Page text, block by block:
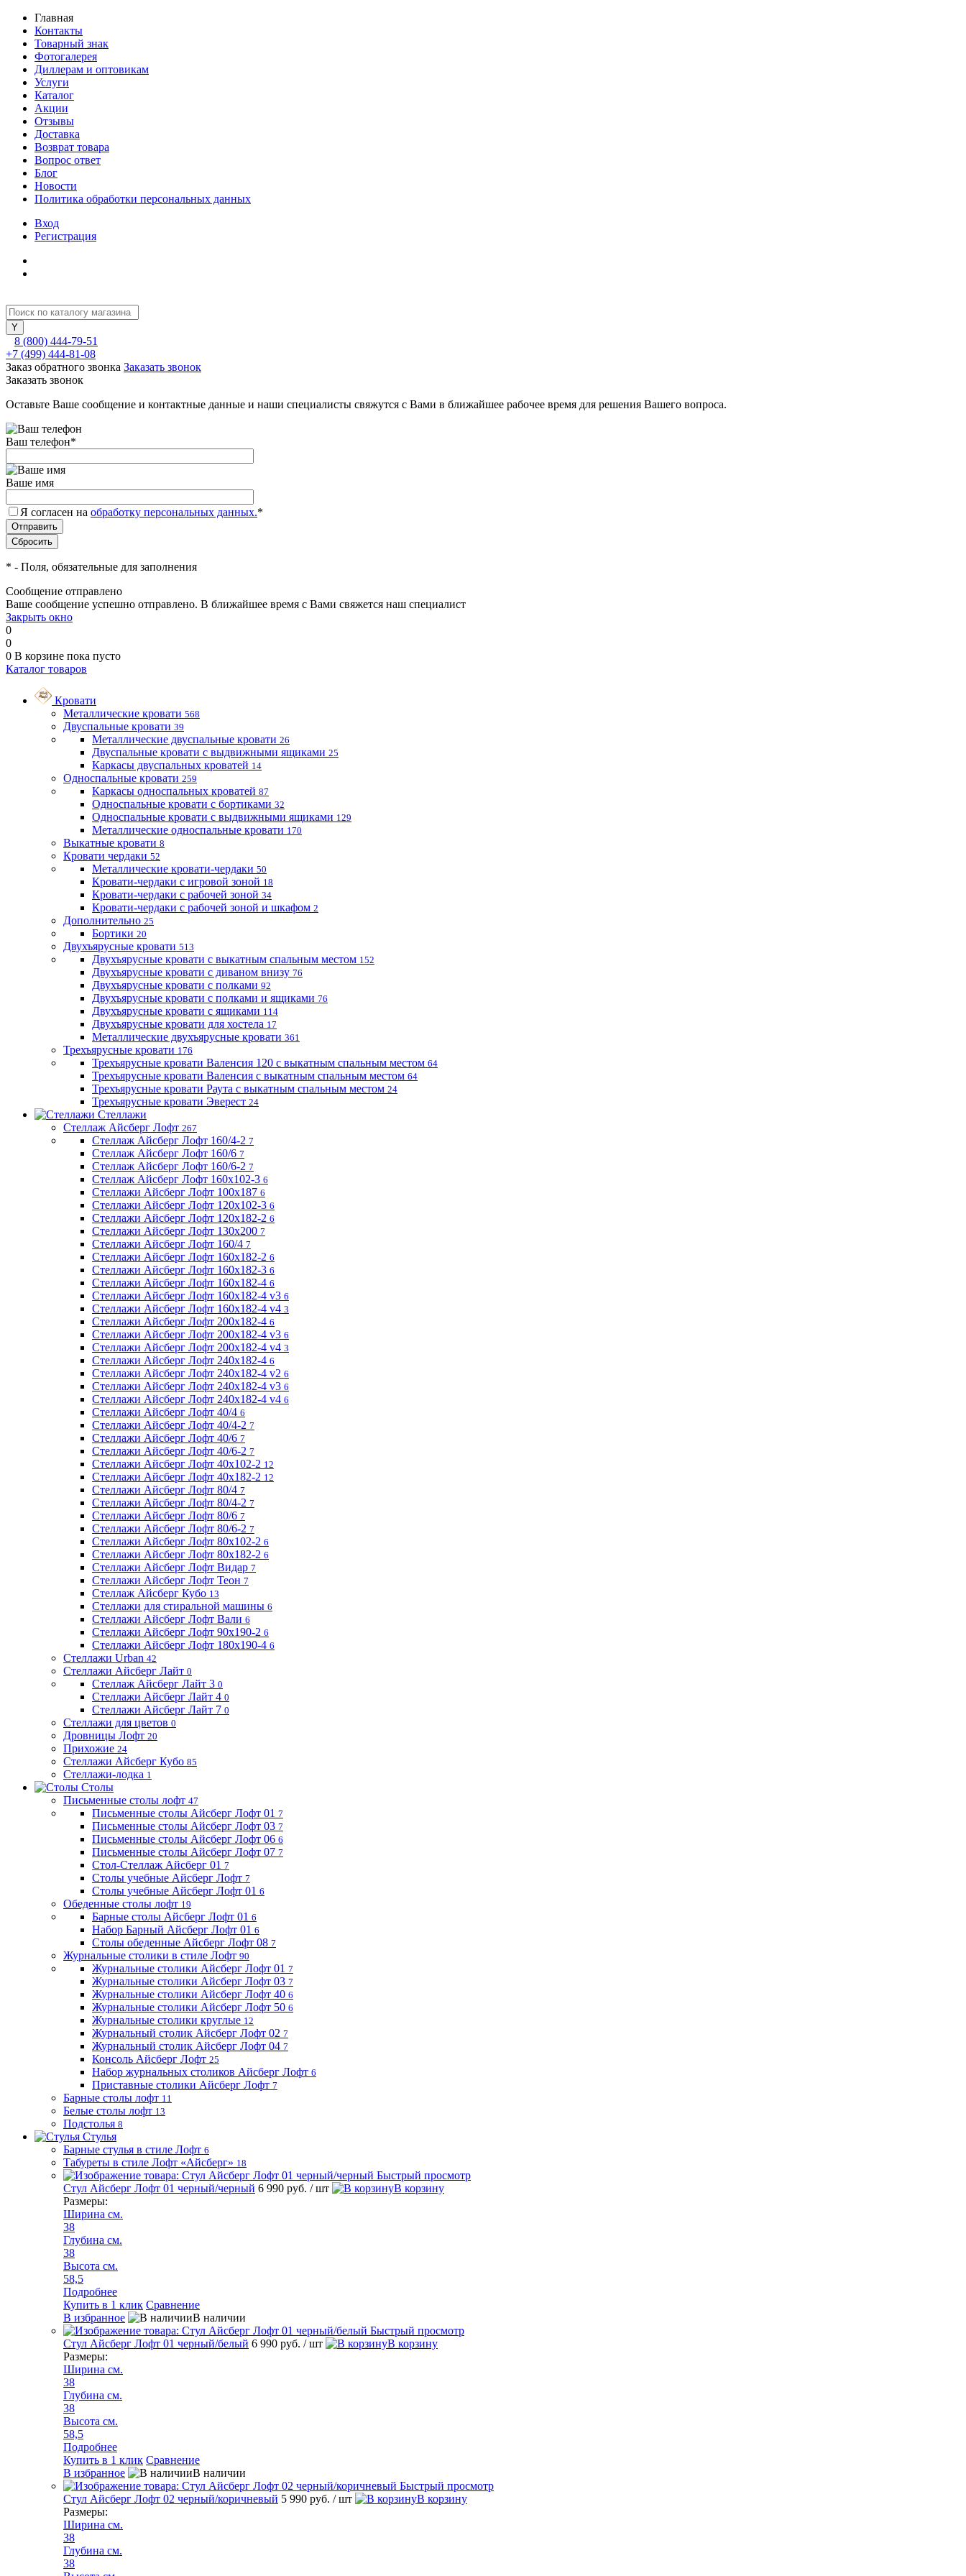
Главная
Контакты
Товарный знак
Фотогалерея
Диллерам и оптовикам
Услуги
Каталог
Акции
Отзывы
Доставка
Возврат товара
Вопрос ответ
Блог
Новости
Политика обработки персональных данных
Вход
Регистрация
8 (800) 444-79-51
+7 (499) 444-81-08
Заказ обратного звонка Заказать звонок
Заказать звонок
Оставьте Ваше сообщение и контактные данные и наши специалисты свяжутся с Вами в ближайшее рабочее время для решения Вашего вопроса.
Ваш телефон*
Ваше имя
Я согласен на обработку персональных данных.*
* - Поля, обязательные для заполнения
Сообщение отправлено
Ваше сообщение успешно отправлено. В ближайшее время с Вами свяжется наш специалист
Закрыть окно
0
0
0 В корзине пока пусто
Каталог товаров
Кровати
Металлические кровати 568
Двуспальные кровати 39
Металлические двуспальные кровати 26
Двуспальные кровати с выдвижными ящиками 25
Каркасы двуспальных кроватей 14
Односпальные кровати 259
Каркасы односпальных кроватей 87
Односпальные кровати с бортиками 32
Односпальные кровати с выдвижными ящиками 129
Металлические односпальные кровати 170
Выкатные кровати 8
Кровати чердаки 52
Металлические кровати-чердаки 50
Кровати-чердаки с игровой зоной 18
Кровати-чердаки с рабочей зоной 34
Кровати-чердаки с рабочей зоной и шкафом 2
Дополнительно 25
Бортики 20
Двухъярусные кровати 513
Двухъярусные кровати с выкатным спальным местом 152
Двухъярусные кровати с диваном внизу 76
Двухъярусные кровати с полками 92
Двухъярусные кровати с полками и ящиками 76
Двухъярусные кровати с ящиками 114
Двухъярусные кровати для хостела 17
Металлические двухъярусные кровати 361
Трехъярусные кровати 176
Трехъярусные кровати Валенсия 120 с выкатным спальным местом 64
Трехъярусные кровати Валенсия с выкатным спальным местом 64
Трехъярусные кровати Раута с выкатным спальным местом 24
Трехъярусные кровати Эверест 24
Стеллажи
Стеллаж Айсберг Лофт 267
Стеллаж Айсберг Лофт 160/4-2 7
Стеллаж Айсберг Лофт 160/6 7
Стеллаж Айсберг Лофт 160/6-2 7
Стеллаж Айсберг Лофт 160х102-3 6
Стеллажи Айсберг Лофт 100х187 6
Стеллажи Айсберг Лофт 120х102-3 6
Стеллажи Айсберг Лофт 120х182-2 6
Стеллажи Айсберг Лофт 130х200 7
Стеллажи Айсберг Лофт 160/4 7
Стеллажи Айсберг Лофт 160х182-2 6
Стеллажи Айсберг Лофт 160х182-3 6
Стеллажи Айсберг Лофт 160х182-4 6
Стеллажи Айсберг Лофт 160х182-4 v3 6
Стеллажи Айсберг Лофт 160х182-4 v4 3
Стеллажи Айсберг Лофт 200х182-4 6
Стеллажи Айсберг Лофт 200х182-4 v3 6
Стеллажи Айсберг Лофт 200х182-4 v4 3
Стеллажи Айсберг Лофт 240х182-4 6
Стеллажи Айсберг Лофт 240х182-4 v2 6
Стеллажи Айсберг Лофт 240х182-4 v3 6
Стеллажи Айсберг Лофт 240х182-4 v4 6
Стеллажи Айсберг Лофт 40/4 6
Стеллажи Айсберг Лофт 40/4-2 7
Стеллажи Айсберг Лофт 40/6 7
Стеллажи Айсберг Лофт 40/6-2 7
Стеллажи Айсберг Лофт 40х102-2 12
Стеллажи Айсберг Лофт 40х182-2 12
Стеллажи Айсберг Лофт 80/4 7
Стеллажи Айсберг Лофт 80/4-2 7
Стеллажи Айсберг Лофт 80/6 7
Стеллажи Айсберг Лофт 80/6-2 7
Стеллажи Айсберг Лофт 80х102-2 6
Стеллажи Айсберг Лофт 80х182-2 6
Стеллажи Айсберг Лофт Видар 7
Стеллажи Айсберг Лофт Теон 7
Стеллаж Айсберг Кубо 13
Стеллажи для стиральной машины 6
Стеллажи Айсберг Лофт Вали 6
Стеллажи Айсберг Лофт 90х190-2 6
Стеллажи Айсберг Лофт 180х190-4 6
Стеллажи Urban 42
Стеллажи Айсберг Лайт 0
Стеллаж Айсберг Лайт 3 0
Стеллажи Айсберг Лайт 4 0
Стеллажи Айсберг Лайт 7 0
Стеллажи для цветов 0
Дровницы Лофт 20
Прихожие 24
Стеллажи Айсберг Кубо 85
Стеллажи-лодка 1
Столы
Письменные столы лофт 47
Письменные столы Айсберг Лофт 01 7
Письменные столы Айсберг Лофт 03 7
Письменные столы Айсберг Лофт 06 6
Письменные столы Айсберг Лофт 07 7
Стол-Стеллаж Айсберг 01 7
Столы учебные Айсберг Лофт 7
Столы учебные Айсберг Лофт 01 6
Обеденные столы лофт 19
Барные столы Айсберг Лофт 01 6
Набор Барный Айсберг Лофт 01 6
Столы обеденные Айсберг Лофт 08 7
Журнальные столики в стиле Лофт 90
Журнальные столики Айсберг Лофт 01 7
Журнальные столики Айсберг Лофт 03 7
Журнальные столики Айсберг Лофт 40 6
Журнальные столики Айсберг Лофт 50 6
Журнальные столики круглые 12
Журнальный столик Айсберг Лофт 02 7
Журнальный столик Айсберг Лофт 04 7
Консоль Айсберг Лофт 25
Набор журнальных столиков Айсберг Лофт 6
Приставные столики Айсберг Лофт 7
Барные столы лофт 11
Белые столы лофт 13
Подстолья 8
Стулья
Барные стулья в стиле Лофт 6
Табуреты в стиле Лофт «Айсберг» 18
Быстрый просмотр
Стул Айсберг Лофт 01 черный/черный 6 990 руб. / шт
В корзину
Размеры:
Ширина см.
38
Глубина см.
38
Высота см.
58,5
Подробнее
Купить в 1 клик Сравнение
В избранное
В наличии
Быстрый просмотр
Стул Айсберг Лофт 01 черный/белый 6 990 руб. / шт
В корзину
Размеры:
Ширина см.
38
Глубина см.
38
Высота см.
58,5
Подробнее
Купить в 1 клик Сравнение
В избранное
В наличии
Быстрый просмотр
Стул Айсберг Лофт 02 черный/коричневый 5 990 руб. / шт
В корзину
Размеры:
Ширина см.
38
Глубина см.
38